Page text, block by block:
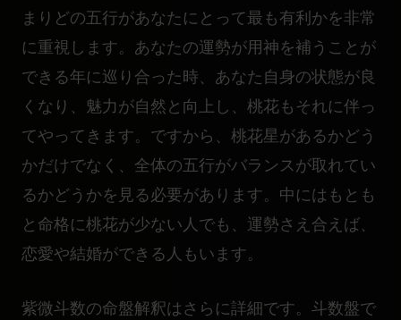
まりどの五行があなたにとって最も有利かを非常
に重視します。あなたの運勢が用神を補うことが
できる年に巡り合った時、あなた自身の状態が良
くなり、魅力が自然と向上し、桃花もそれに伴っ
てやってきます。ですから、桃花星があるかどう
かだけでなく、全体の五行がバランスが取れてい
るかどうかを見る必要があります。中にはもとも
と命格に桃花が少ない人でも、運勢さえ合えば、
恋愛や結婚ができる人もいます。
紫微斗数の命盤解釈はさらに詳細です。斗数盤で